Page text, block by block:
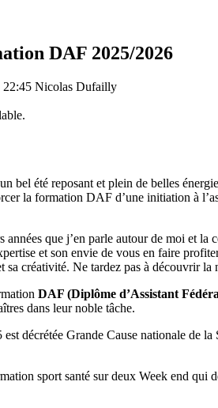
DAF 2025/2026
22:45 Nicolas Dufailly
bel été reposant et plein de belles
la formation DAF d’une initiation à
années que j’en parle autour de moi et la
et son envie de vous en faire
sa créativité. Ne tardez pas à découvrir
DAF (Diplôme d’Assistant
dans leur noble tâche.
est décrétée Grande Cause nationale de
sport santé sur deux Week end qui